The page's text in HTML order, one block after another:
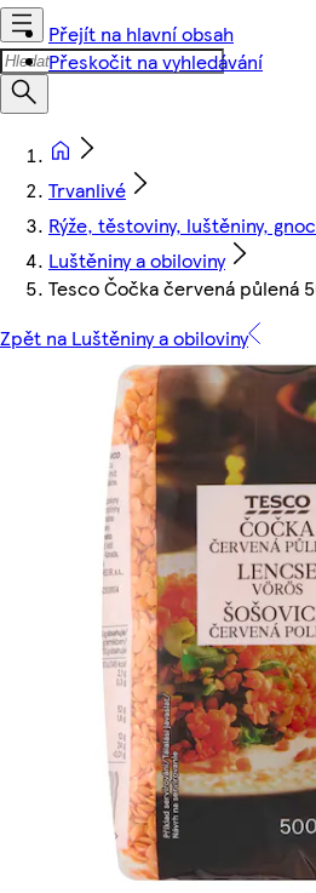
Přejít na hlavní obsah
Přeskočit na vyhledávání
Trvanlivé
Rýže, těstoviny, luštěniny,
Luštěniny a obiloviny
Tesco Čočka červená půlená
Zpět na Luštěniny a obiloviny